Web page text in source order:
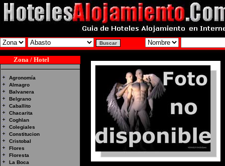
Zona / Hotel
Agronomía
Almagro
Balvanera
Belgrano
Caballito
Chacarita
Coghlan
Colegiales
Constitucion
Cristobal
Flores
Floresta
La Boca